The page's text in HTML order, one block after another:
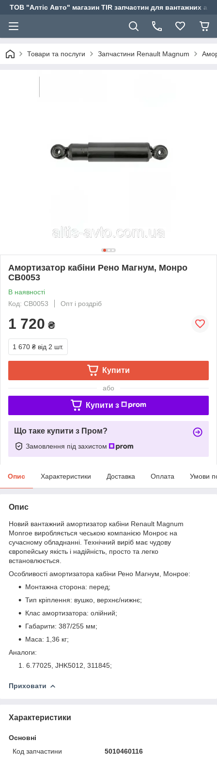
ТОВ "Алтіс Авто" магазин TIR запчастин для вантажних
Товари та послуги Запчастини Renault Magnum
Амортизатор кабіни Рено Магнум, Монро
CB0053
В наявності
Код: CB0053
Опт і роздріб
1 720 ₴
1 670 ₴ від 2 шт.
Купити
або
Купити з
Що таке купити з Пром?
Замовлення під захистом
Опис Характеристики Доставка Оплата Умови
Опис
Новий вантажний амортизатор кабіни Renault Magnum
Monroe виробляється чеською компанією Монроє на
сучасному обладнанні. Технічний виріб має чудову
європейську якість і надійність, просто та легко
встановлюється.
Особливості амортизатора кабіни Рено Магнум, Монрое:
Монтажна сторона: перед;
Тип кріплення: вушко, верхнє/нижнє;
Клас амортизатора: олійний;
Габарити: 387/255 мм;
Маса: 1,36 кг;
Аналоги:
6.77025, JHK5012, 311845;
Приховати
Характеристики
Основні
Код запчастини
5010460116